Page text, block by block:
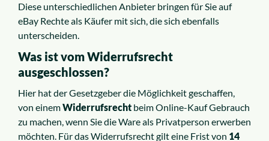
Diese unterschiedlichen Anbieter bringen für Sie auf
eBay Rechte als Käufer mit sich, die sich ebenfalls
unterscheiden.
Was ist vom Widerrufsrecht
ausgeschlossen?
Hier hat der Gesetzgeber die Möglichkeit geschaffen,
von einemWiderrufsrecht beim Online-Kauf Gebrauch
zu machen, wenn Sie die Ware als Privatperson erwerben
möchten. Für das Widerrufsrecht gilt eine Frist von 14